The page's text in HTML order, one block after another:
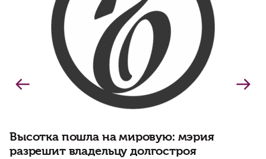
Высотка пошла на мировую: мэрия
разрешит владельцу долгостроя